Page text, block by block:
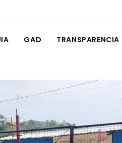
GAD TRANSPARENCIA